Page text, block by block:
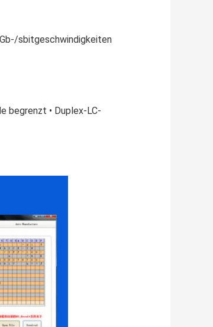
sbitgeschwindigkeiten
begrenzt • Duplex-LC-